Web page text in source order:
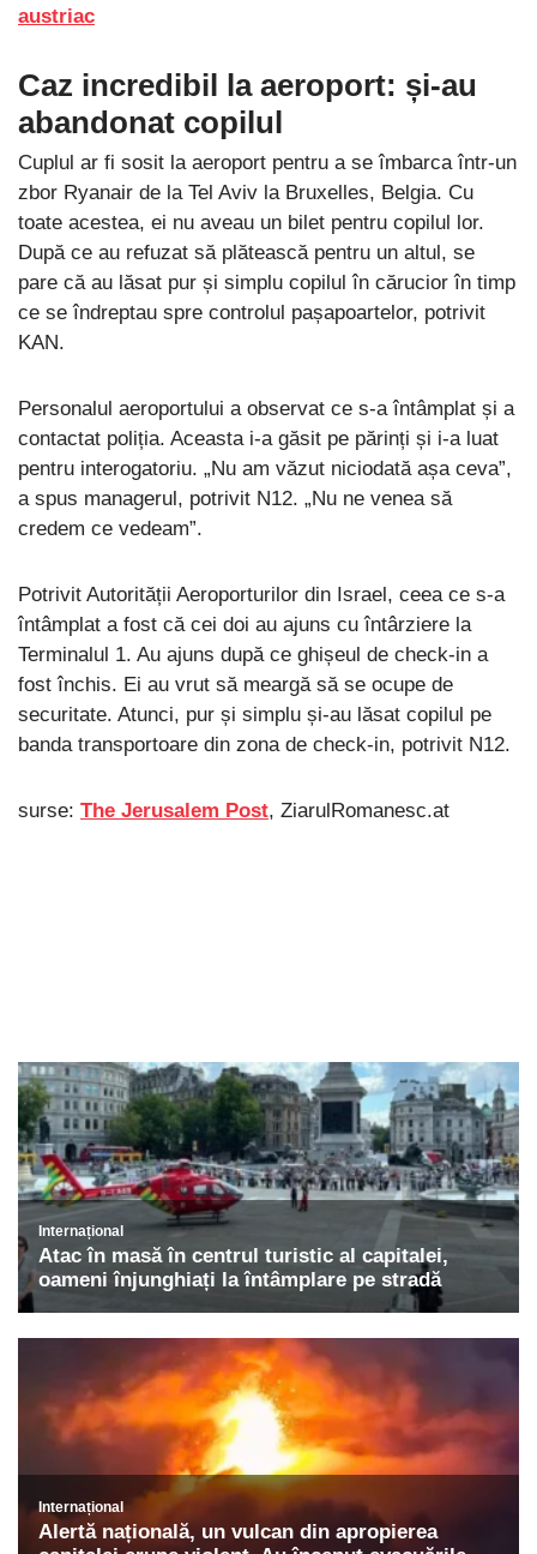
austriac
Caz incredibil la aeroport: și-au
abandonat copilul
Cuplul ar fi sosit la aeroport pentru a se îmbarca într-un
zbor Ryanair de la Tel Aviv la Bruxelles, Belgia. Cu
toate acestea, ei nu aveau un bilet pentru copilul lor.
După ce au refuzat să plătească pentru un altul, se
pare că au lăsat pur și simplu copilul în cărucior în timp
ce se îndreptau spre controlul pașapoartelor, potrivit
KAN.
Personalul aeroportului a observat ce s-a întâmplat și a
contactat poliția. Aceasta i-a găsit pe părinți și i-a luat
pentru interogatoriu. „Nu am văzut niciodată așa ceva”,
a spus managerul, potrivit N12. „Nu ne venea să
credem ce vedeam”.
Potrivit Autorității Aeroporturilor din Israel, ceea ce s-a
întâmplat a fost că cei doi au ajuns cu întârziere la
Terminalul 1. Au ajuns după ce ghișeul de check-in a
fost închis. Ei au vrut să meargă să se ocupe de
securitate. Atunci, pur și simplu și-au lăsat copilul pe
banda transportoare din zona de check-in, potrivit N12.
surse: The Jerusalem Post, ZiarulRomanesc.at